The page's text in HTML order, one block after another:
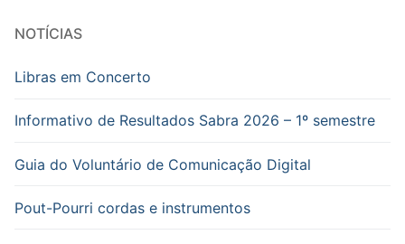
NOTÍCIAS
Libras em Concerto
Informativo de Resultados Sabra 2026 – 1º semestre
Guia do Voluntário de Comunicação Digital
Pout-Pourri cordas e instrumentos